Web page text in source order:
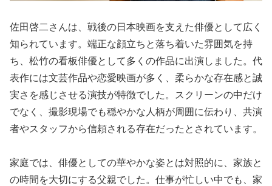
佐田啓二さんは、戦後の日本映画を支えた俳優として広く
知られています。端正な顔立ちと落ち着いた雰囲気を持
ち、松竹の看板俳優として多くの作品に出演しました。代
表作には文芸作品や恋愛映画が多く、柔らかな存在感と誠
実さを感じさせる演技が特徴でした。スクリーンの中だけ
でなく、撮影現場でも穏やかな人柄が周囲に伝わり、共演
者やスタッフから信頼される存在だったとされています。
家庭では、俳優としての華やかな姿とは対照的に、家族と
の時間を大切にする父親でした。仕事が忙しい中でも、家